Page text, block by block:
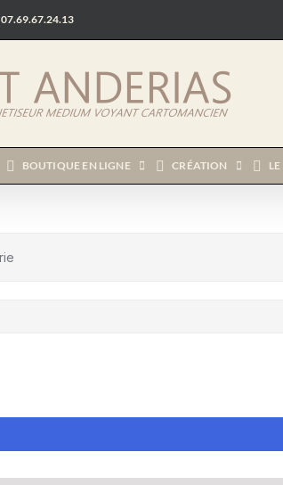
07.69.67.24.13
BOUTIQUE EN LIGNE CRÉATION